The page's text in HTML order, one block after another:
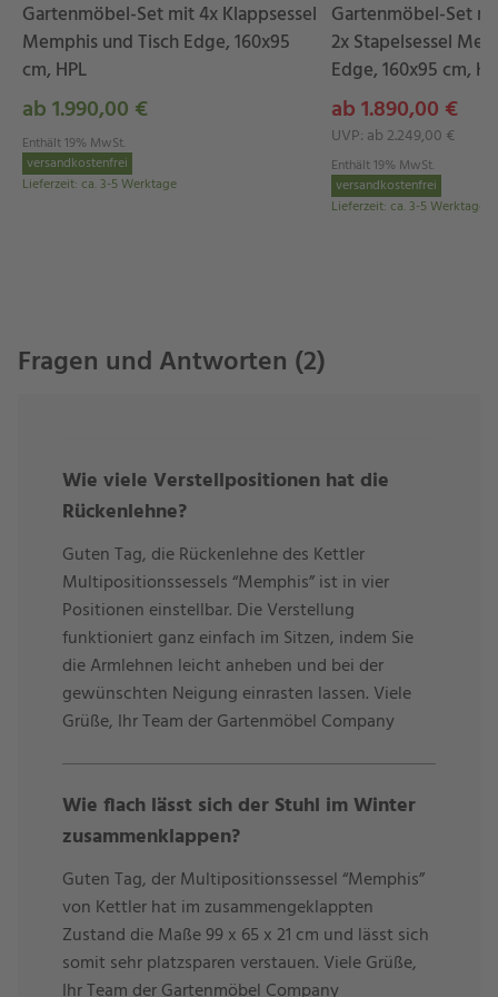
Die Maße des Klappsessels “Memphis”
Breite: 63 cm
Tiefe: 70,6 cm
Höhe: 115 cm
Sitzhöhe: 45 cm
Zu Ihrem Klappsessel “Memphis” passt
den weiteren Möbeln der Gartenmöbelserie
“Memphis” kombinieren. Möchten Sie sich eine
komplette Essgruppe zusammenstellen, dann wäre
der KettlerGartentisch “Edge”eine gute Wahl. Sie
lieben die Teak-Akzente an Ihrem Gartensessel? Dann
entscheiden Sie sich einfach für eineTeakholz-
Tischplatteund kreieren Sie sich ein stilvolles
Outdoor-Esszimmer. “Memphis” ist gut kombinierbar,
lassen Sie sich von unseren Vorschlägen weiter unten
(“Passende Produkte”) inspirieren! Unser Tipp: Der
Gartenhocker der Serie ist perfekt für alle, die gern die
Füße hochlegen.
Zubehör & Extras für “Memphis”
Der Gartenstuhl ist für den Einsatz im Freien konzipiert
Gartenmöbel-Set mit 4x Klappsessel
Memphis und Tisch Edge, 160x95
cm, HPL
ab 1.990,00 €
Enthält 19% MwSt.
versandkostenfrei
Lieferzeit: ca. 3-5 Werktage
Gartenmöbel-Set
2x Stapelsessel
Edge, 160x95 cm,
ab 1.890,00 €
UVP: ab 2.249,00 €
Enthält 19% MwSt.
versandkostenfrei
Lieferzeit: ca. 3-5 Werktage
Fragen und Antworten (2)
Wie viele Verstellpositionen hat die
Rückenlehne?
Guten Tag, die Rückenlehne des Kettler
Multipositionssessels “Memphis” ist in vier
Positionen einstellbar. Die Verstellung
funktioniert ganz einfach im Sitzen, indem Sie
die Armlehnen leicht anheben und bei der
gewünschten Neigung einrasten lassen. Viele
Grüße, Ihr Team der Gartenmöbel Company
Wie flach lässt sich der Stuhl im Winter
zusammenklappen?
Guten Tag, der Multipositionssessel “Memphis”
von Kettler hat im zusammengeklappten
Zustand die Maße 99 x 65 x 21 cm und lässt sich
somit sehr platzsparen verstauen. Viele Grüße,